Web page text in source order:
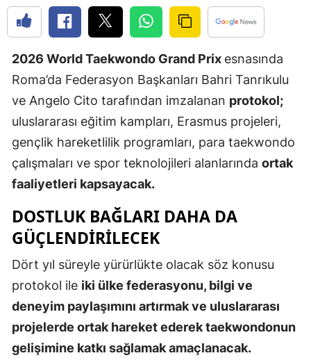
Denizli
Diyarbakır
Edirne
Elazığ
Erzincan
Erzurum
Hakkari
2026 World Taekwondo Grand Prix esnasında
Roma’da Federasyon Başkanları Bahri Tanrıkulu
ve Angelo Cito tarafından imzalanan protokol;
uluslararası eğitim kampları, Erasmus projeleri,
gençlik hareketlilik programları, para taekwondo
çalışmaları ve spor teknolojileri alanlarında ortak
faaliyetleri kapsayacak.
DOSTLUK BAĞLARI DAHA DA
GÜÇLENDIRILECEK
Dört yıl süreyle yürürlükte olacak söz konusu
protokol ile iki ülke federasyonu, bilgi ve
deneyim paylaşımını artırmak ve uluslararası
projelerde ortak hareket ederek taekwondonun
gelişimine katkı sağlamak amaçlanacak.